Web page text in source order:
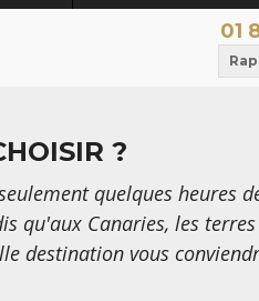
01
?
quelques heures
qu'aux Canaries, les
destination vous